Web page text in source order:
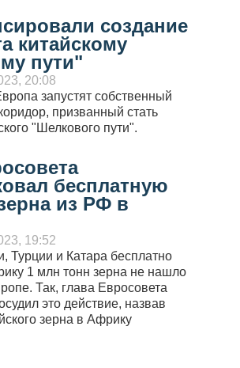
создание
китайскому
пути"
20:08
запустят собственный
призванный стать
"Шелкового пути".
бесплатную
из РФ в
19:52
Турции и Катара бесплатно
1 млн тонн зерна не нашло
Так, глава Евросовета
это действие, назвав
зерна в Африку